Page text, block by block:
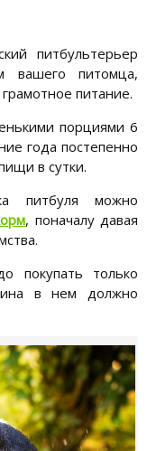
питбультерьер
вашего питомца,
питание.
порциями 6
года постепенно
в сутки.
питбуля можно
, поначалу давая
покупать только
в нем должно